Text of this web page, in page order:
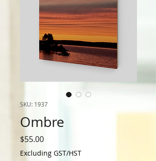
SKU: 1937
Ombre
$55.00Price
Excluding GST/HST